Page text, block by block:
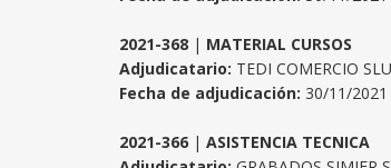
2021-368 | MATERIAL CURSOS
Adjudicatario: TEDI COMERCIO SLU
Fecha de adjudicación: 30/11/
2021-366 | ASISTENCIA TECNICA